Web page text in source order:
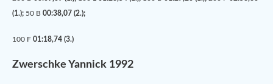
(1.); 50 B 00:38,07 (2.);
100 F 01:18,74 (3.)
Zwerschke Yannick 1992